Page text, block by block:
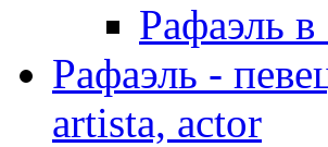
Рафаэль
Рафаэль -
artista, actor